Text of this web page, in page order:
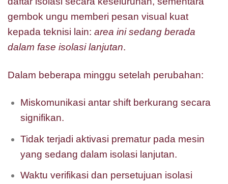
gembok ungu memberi pesan visual kuat
kepada teknisi lain: area ini sedang berada
dalam fase isolasi lanjutan.
Dalam beberapa minggu setelah perubahan:
Miskomunikasi antar shift berkurang secara
signifikan.
Tidak terjadi aktivasi prematur pada mesin
yang sedang dalam isolasi lanjutan.
Waktu verifikasi dan persetujuan isolasi